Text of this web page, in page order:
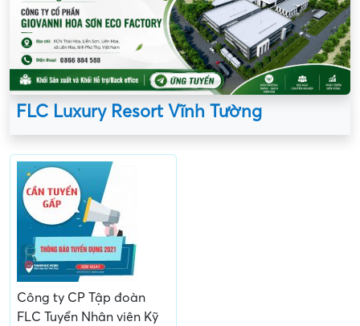
FLC Luxury Resort Vĩnh Tường
Công ty CP Tập đoàn
FLC Tuyển Nhân viên Kỹ